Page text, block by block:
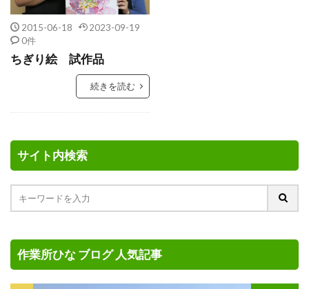
2015-06-18
2023-09-19
0件
ちぎり絵 試作品
続きを読む
サイト内検索
作業所ひな ブログ 人気記事